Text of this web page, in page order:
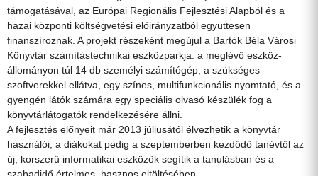
támogatásával, az Európai Regionális Fejlesztési Alapból és a
hazai központi költségvetési előirányzatból együttesen
finanszíroznak. A projekt részeként megújul a Bartók Béla Városi
Könyvtár számítástechnikai eszközparkja: a meglévő eszköz-
állományon túl 14 db személyi számítógép, a szükséges
szoftverekkel ellátva, egy színes, multifunkcionális nyomtató, és a
gyengén látók számára egy speciális olvasó készülék fog a
könyvtárlátogatók rendelkezésére állni.
A fejlesztés előnyeit már 2013 júliusától élvezhetik a könyvtár
használói, a diákokat pedig a szeptemberben kezdődő tanévtől az
új, korszerű informatikai eszközök segítik a tanulásban és a